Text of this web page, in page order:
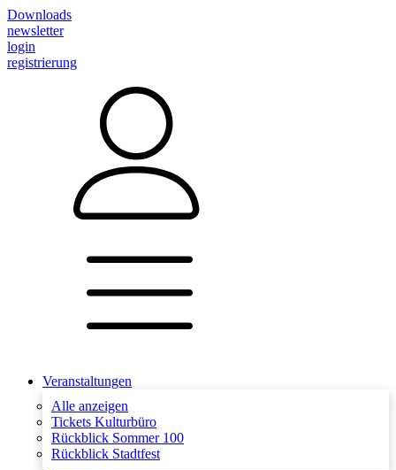
Downloads
newsletter
login
registrierung
Veranstaltungen
Alle anzeigen
Tickets Kulturbüro
Rückblick Sommer 100
Rückblick Stadtfest